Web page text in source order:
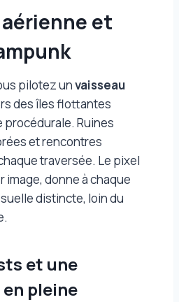
et
pilotez unvaisseau
des îles flottantes
procédurale. Ruines
et rencontres
traversée. Le pixel
image, donne à chaque
distincte, loin du
et une
pleine